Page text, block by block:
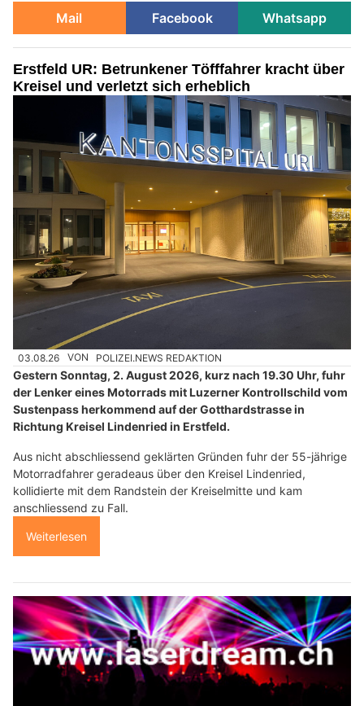
Mail
Facebook Whatsapp
Erstfeld UR: Betrunkener Töfffahrer kracht über
Kreisel und verletzt sich erheblich
03.08.26 VON POLIZEI.NEWS REDAKTION
Gestern Sonntag, 2. August 2026, kurz nach 19.30 Uhr, fuhr
der Lenker eines Motorrads mit Luzerner Kontrollschild vom
Sustenpass herkommend auf der Gotthardstrasse in
Richtung Kreisel Lindenried in Erstfeld.
Aus nicht abschliessend geklärten Gründen fuhr der 55-jährige
Motorradfahrer geradeaus über den Kreisel Lindenried,
kollidierte mit dem Randstein der Kreiselmitte und kam
anschliessend zu Fall.
Weiterlesen